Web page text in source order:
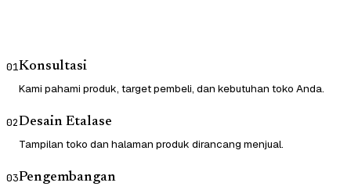
01Konsultasi
Kami pahami produk, target pembeli, dan kebutuhan toko Anda.
02Desain Etalase
Tampilan toko dan halaman produk dirancang menjual.
03Pengembangan